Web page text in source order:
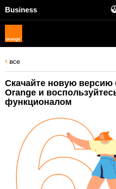
Business
все
Скачайте новую версию
Orange и
функционалом